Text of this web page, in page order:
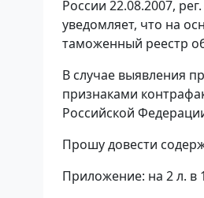
России 22.08.2007,
уведомляет, что на
таможенный реестр
В случае выявления
признаками
Российской
Прошу довести
Приложение: на 2 л. в